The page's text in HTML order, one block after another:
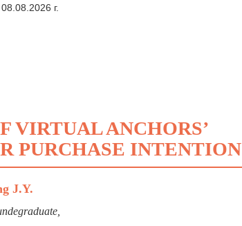
г.
VIRTUAL ANCHORS’
PURCHASE INTENTION
J.Y.